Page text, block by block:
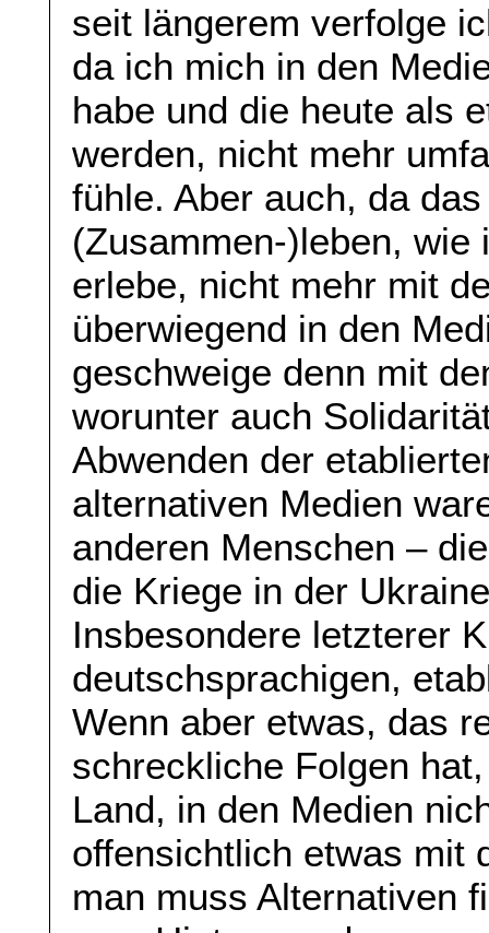
seit längerem verfolge
da ich mich in den
habe und die heute als
werden, nicht mehr
fühle. Aber auch, da
(Zusammen-)leben,
erlebe, nicht mehr mit
überwiegend in den
geschweige denn mit
worunter auch
Abwenden der
alternativen Medien
anderen Menschen –
die Kriege in der
Insbesondere letzterer
deutschsprachigen,
Wenn aber etwas, das
schreckliche Folgen
Land, in den Medien
offensichtlich etwas mit
man muss Alternativen